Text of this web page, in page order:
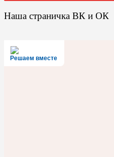
Наша страничка ВК и ОК
Решаем вместе